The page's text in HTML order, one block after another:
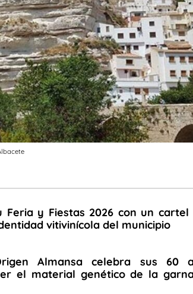
Feria y Fiestas 2026 con un cartel
vitivinícola del municipio
Almansa celebra sus 60
el material genético de la